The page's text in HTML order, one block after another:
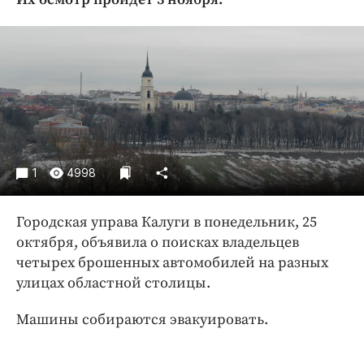
Криминал
Недвижимость и ЖКХ
Образование
Общество
Погода
Праздники
Происшествия
Экономика и бизнес
ПРОЕКТЫ
Издания
1 4998
Городская управа Калуги в понедельник, 25
октября, объявила о поисках владельцев
четырех брошенных автомобилей на разных
улицах областной столицы.
Машины собираются эвакуировать.